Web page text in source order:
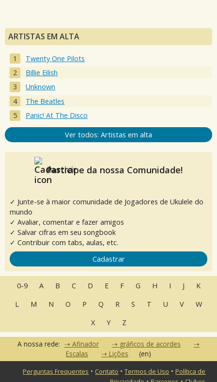
ARTISTAS EM ALTA
Twenty One Pilots
Billie Eilish
Unknown
The Beatles
Panic! At The Disco
Ver todos: Artistas em alta
Participe da nossa Comunidade!
✓ Junte-se à maior comunidade de Jogadores de Ukulele do
mundo
✓ Avaliar, comentar e fazer amigos
✓ Salvar cifras em seu songbook
✓ Contribuir com tabs, aulas, etc.
Cadastrar
0-9 A B C D E F G H I J
K
L
M N O P Q R S T U V
W
X
Y Z
A nossa rede: Afinador
gráficos de acordes
Escalas
Lições (en)
Perguntas Frequentes • Contato •Termos de Uso •Política de